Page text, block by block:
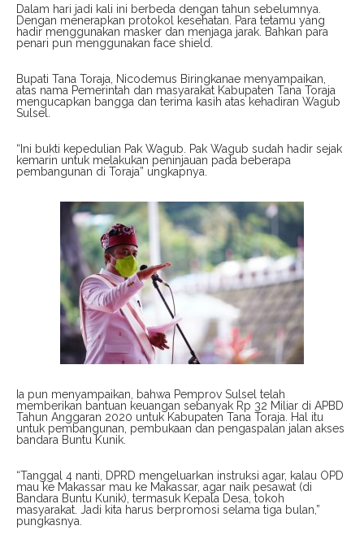
Dalam hari jadi kali ini berbeda dengan tahun sebelumnya.
Dengan menerapkan protokol kesehatan. Para tetamu yang
hadir menggunakan masker dan menjaga jarak. Bahkan para
penari pun menggunakan face shield.
Bupati Tana Toraja, Nicodemus Biringkanae menyampaikan,
atas nama Pemerintah dan masyarakat Kabupaten Tana Toraja
mengucapkan bangga dan terima kasih atas kehadiran Wagub
Sulsel.
“Ini bukti kepedulian Pak Wagub. Pak Wagub sudah hadir sejak
kemarin untuk melakukan peninjauan pada beberapa
pembangunan di Toraja” ungkapnya.
Ia pun menyampaikan, bahwa Pemprov Sulsel telah
memberikan bantuan keuangan sebanyak Rp 32 Miliar di APBD
Tahun Anggaran 2020 untuk Kabupaten Tana Toraja. Hal itu
untuk pembangunan, pembukaan dan pengaspalan jalan akses
bandara Buntu Kunik.
“Tanggal 4 nanti, DPRD mengeluarkan instruksi agar, kalau OPD
mau ke Makassar mau ke Makassar, agar naik pesawat (di
Bandara Buntu Kunik), termasuk Kepala Desa, tokoh
masyarakat. Jadi kita harus berpromosi selama tiga bulan,”
pungkasnya.